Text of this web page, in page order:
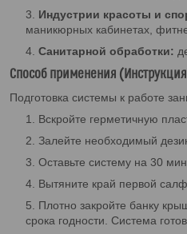
Индустрии красоты и
маникюрных кабинетах,
Санитарной обработки:
Способ применения
Подготовка системы к работе
Вскройте герметичную
Залейте необходимый
Оставьте систему на 30
Вытяните край первой
Плотно закройте банку
срока годности. Система